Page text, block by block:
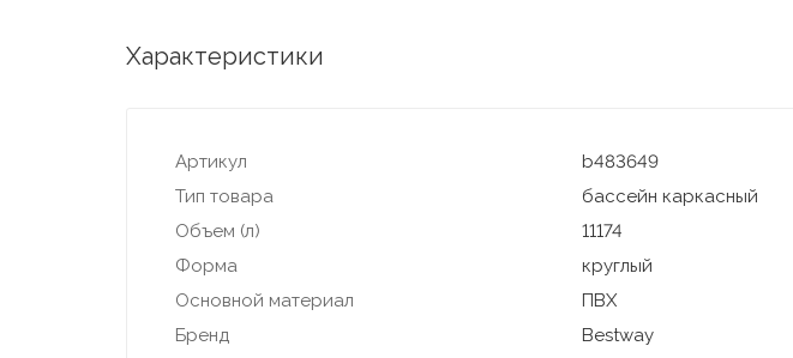
Характеристики
Артикул
b483649
Тип товара
бассейн каркасный
Объем (л)
11174
Форма
круглый
Основной материал
ПВХ
Бренд
Bestway